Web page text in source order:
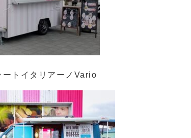
トイタリアーノVario